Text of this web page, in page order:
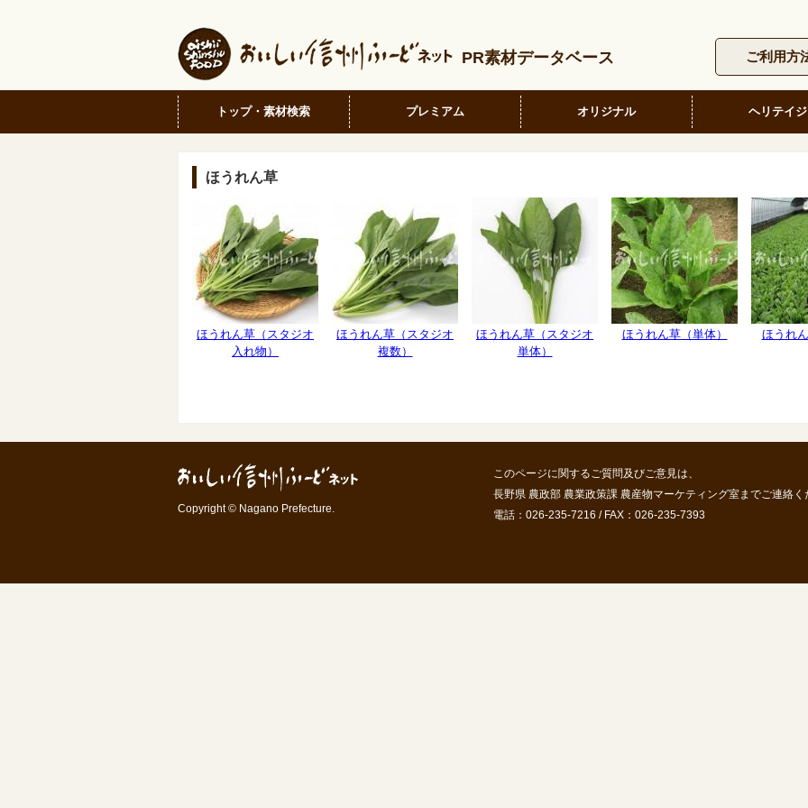
PR素材データベース ご利用方
トップ・素材検索 プレミアム オリジナル ヘリテイジ
ほうれん草
ほうれん草（スタジオ
入れ物）
ほうれん草（スタジオ
複数）
ほうれん草（スタジオ
単体）
ほうれん草（単体） ほうれ
Copyright © Nagano Prefecture.
このページに関するご質問及びご意見は、
長野県 農政部 農業政策課 農産物マーケティング室までご連絡く
電話：026-235-7216 / FAX：026-235-7393